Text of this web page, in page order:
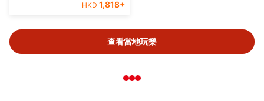
HKD 1,818+
查看當地玩樂